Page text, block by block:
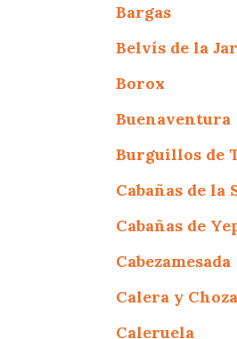
Bargas
Belvís de la
Borox
Buenaventura
Burguillos de
Cabañas de la
Cabañas de
Cabezamesada
Calera y
Caleruela